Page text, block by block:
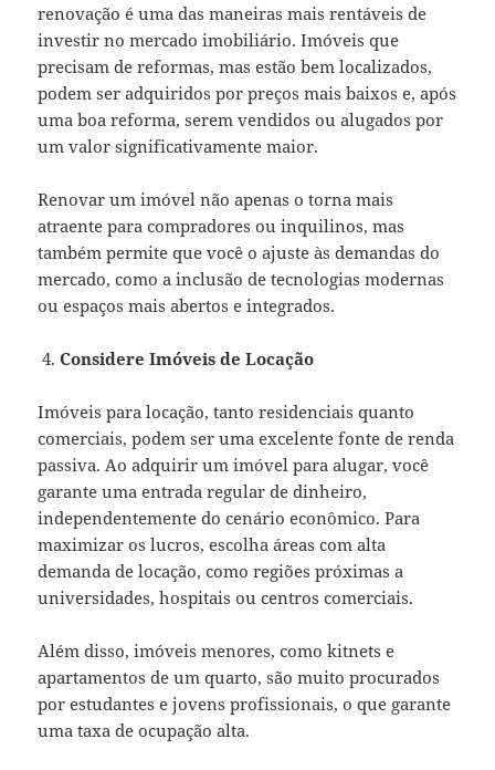
renovação é uma das maneiras mais rentáveis de
investir no mercado imobiliário. Imóveis que
precisam de reformas, mas estão bem localizados,
podem ser adquiridos por preços mais baixos e, após
uma boa reforma, serem vendidos ou alugados por
um valor significativamente maior.
Renovar um imóvel não apenas o torna mais
atraente para compradores ou inquilinos, mas
também permite que você o ajuste às demandas do
mercado, como a inclusão de tecnologias modernas
ou espaços mais abertos e integrados.
Considere Imóveis de Locação
Imóveis para locação, tanto residenciais quanto
comerciais, podem ser uma excelente fonte de renda
passiva. Ao adquirir um imóvel para alugar, você
garante uma entrada regular de dinheiro,
independentemente do cenário econômico. Para
maximizar os lucros, escolha áreas com alta
demanda de locação, como regiões próximas a
universidades, hospitais ou centros comerciais.
Além disso, imóveis menores, como kitnets e
apartamentos de um quarto, são muito procurados
por estudantes e jovens profissionais, o que garante
uma taxa de ocupação alta.